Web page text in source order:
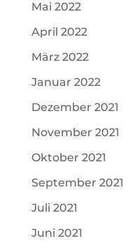
Mai 2022
April 2022
März 2022
Januar 2022
Dezember 2021
November 2021
Oktober 2021
September 2021
Juli 2021
Juni 2021